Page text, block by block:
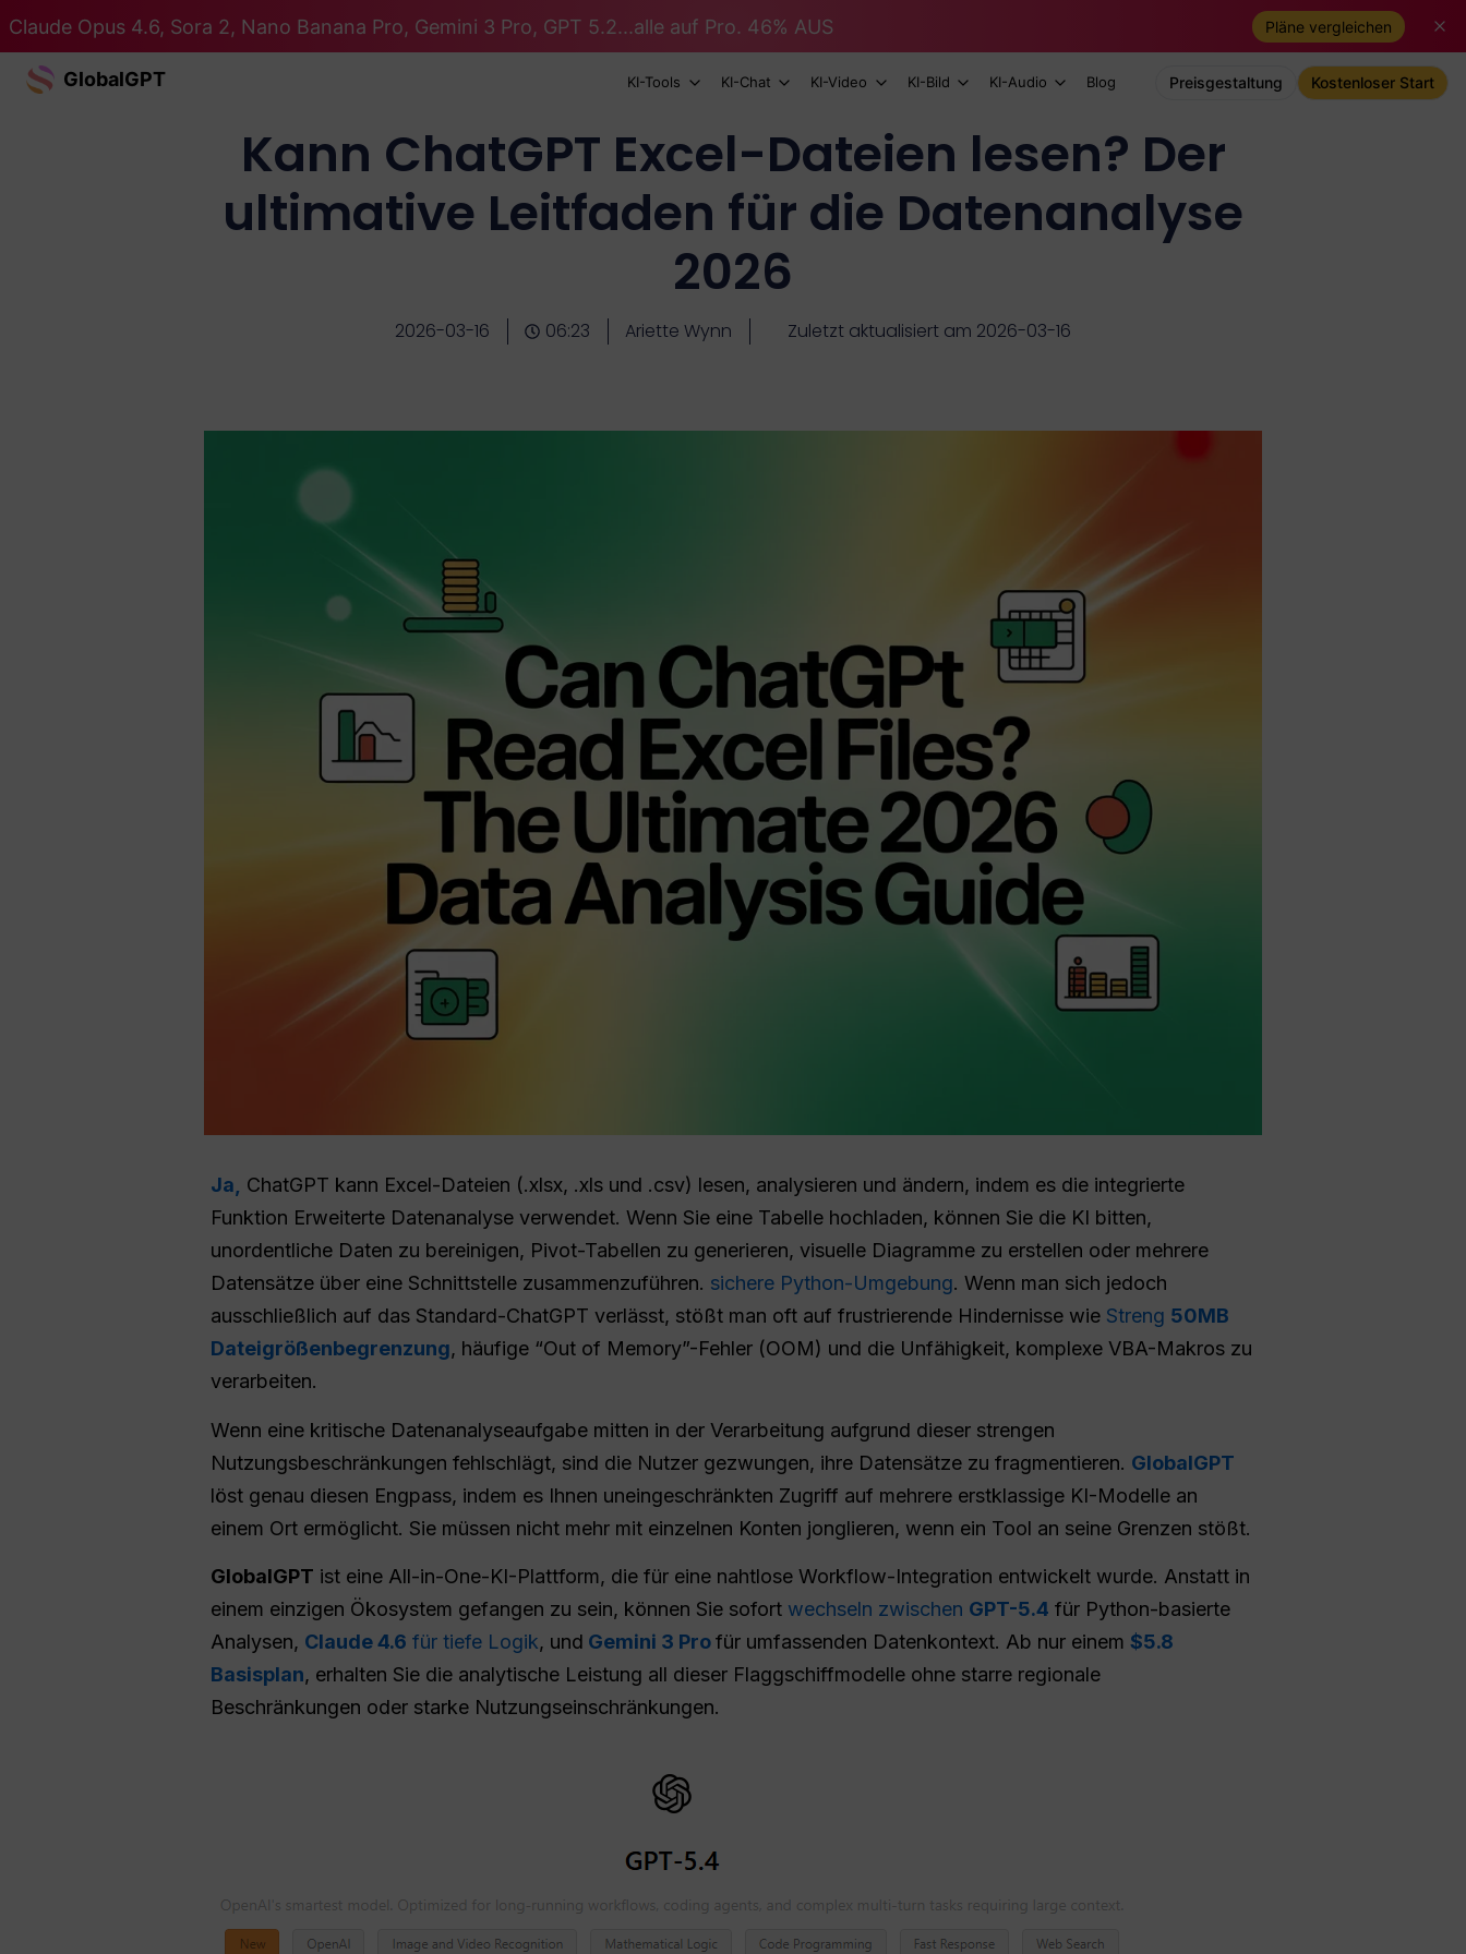
Claude Opus 4.6, Sora 2, Nano Banana Pro, Gemini 3 Pro, GPT 5.2...alle auf Pro. 46% AUS Pläne vergleichen
GlobalGPT KI-Tools KI-Chat KI-Video KI-Bild KI-Audio Blog Preisgestaltung Kostenloser Start
Kann ChatGPT Excel-Dateien lesen? Der
ultimative Leitfaden für die Datenanalyse
2026
2026-03-16 06:23 Ariette Wynn Zuletzt aktualisiert am 2026-03-16
Ja, ChatGPT kann Excel-Dateien (.xlsx, .xls und .csv) lesen, analysieren und ändern, indem es die integrierte
Funktion Erweiterte Datenanalyse verwendet. Wenn Sie eine Tabelle hochladen, können Sie die KI bitten,
unordentliche Daten zu bereinigen, Pivot-Tabellen zu generieren, visuelle Diagramme zu erstellen oder mehrere
Datensätze über eine Schnittstelle zusammenzuführen. sichere Python-Umgebung. Wenn man sich jedoch
ausschließlich auf das Standard-ChatGPT verlässt, stößt man oft auf frustrierende Hindernisse wie Streng 50MB
Dateigrößenbegrenzung, häufige “Out of Memory”-Fehler (OOM) und die Unfähigkeit, komplexe VBA-Makros zu
verarbeiten.
Wenn eine kritische Datenanalyseaufgabe mitten in der Verarbeitung aufgrund dieser strengen
Nutzungsbeschränkungen fehlschlägt, sind die Nutzer gezwungen, ihre Datensätze zu fragmentieren. GlobalGPT
löst genau diesen Engpass, indem es Ihnen uneingeschränkten Zugriff auf mehrere erstklassige KI-Modelle an
einem Ort ermöglicht. Sie müssen nicht mehr mit einzelnen Konten jonglieren, wenn ein Tool an seine Grenzen stößt.
GlobalGPT ist eine All-in-One-KI-Plattform, die für eine nahtlose Workflow-Integration entwickelt wurde. Anstatt in
einem einzigen Ökosystem gefangen zu sein, können Sie sofort wechseln zwischen GPT-5.4 für Python-basierte
Analysen, Claude 4.6 für tiefe Logik, und Gemini 3 Profür umfassenden Datenkontext. Ab nur einem $5.8
Basisplan, erhalten Sie die analytische Leistung all dieser Flaggschiffmodelle ohne starre regionale
Beschränkungen oder starke Nutzungseinschränkungen.